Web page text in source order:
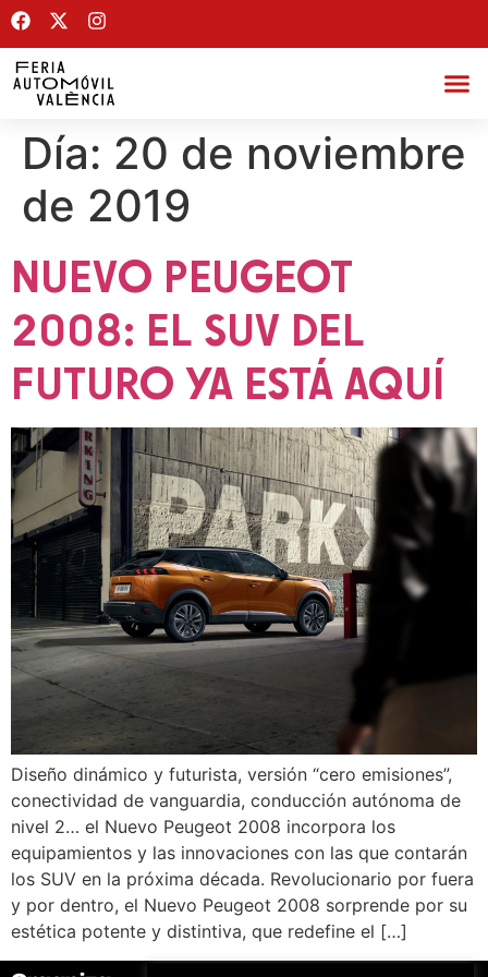
Día: 20 de noviembre
de 2019
NUEVO PEUGEOT
2008: EL SUV DEL
FUTURO YA ESTÁ AQUÍ
Diseño dinámico y futurista, versión “cero emisiones”,
conectividad de vanguardia, conducción autónoma de
nivel 2… el Nuevo Peugeot 2008 incorpora los
equipamientos y las innovaciones con las que contarán
los SUV en la próxima década. Revolucionario por fuera
y por dentro, el Nuevo Peugeot 2008 sorprende por su
estética potente y distintiva, que redefine el […]